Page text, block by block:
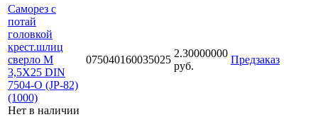
Саморез с
потай
головкой
крест.шлиц
сверло М
3,5Х25 DIN
7504-O (JP-82)
(1000)
Нет в наличии
075040160035025
2.30000000
руб.
Предзаказ